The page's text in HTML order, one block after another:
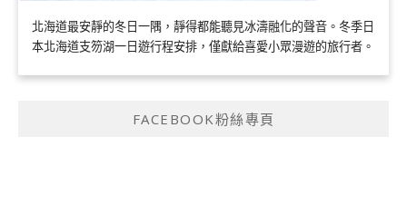
北海道最安靜的冬日一隅，靜得都能聽見冰濤融化的聲音。冬季日
本北海道支笏湖一日遊行程安排，僅獻給喜愛小眾漫遊的旅行者。
FACEBOOK粉絲專頁